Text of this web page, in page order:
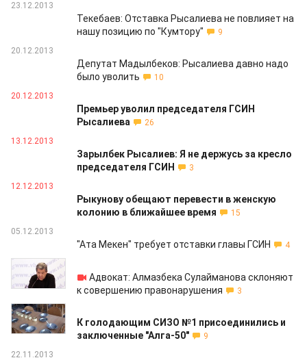
23.12.2013
Текебаев: Отставка Рысалиева не повлияет на
нашу позицию по "Кумтору"
9
20.12.2013
Депутат Мадылбеков: Рысалиева давно надо
было уволить
10
20.12.2013
Премьер уволил председателя ГСИН
Рысалиева
26
13.12.2013
Зарылбек Рысалиев: Я не держусь за кресло
председателя ГСИН
3
12.12.2013
Рыкунову обещают перевести в женскую
колонию в ближайшее время
15
05.12.2013
"Ата Мекен" требует отставки главы ГСИН
4
02.12.2013
Адвокат: Алмазбека Сулайманова склоняют
к совершению правонарушения
3
26.11.2013
К голодающим СИЗО №1 присоединились и
заключенные "Алга-50"
9
22.11.2013